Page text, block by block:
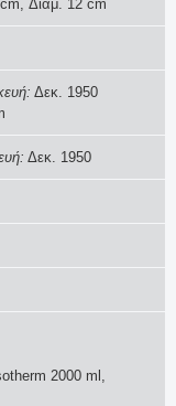
Διάμ. 12 cm
Δεκ. 1950
Δεκ. 1950
2000 ml,